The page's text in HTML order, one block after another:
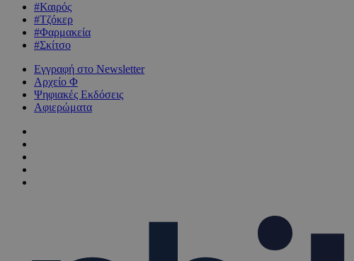
#Καιρός
#Τζόκερ
#Φαρμακεία
#Σκίτσο
Εγγραφή στο Newsletter
Αρχείο Φ
Ψηφιακές Εκδόσεις
Αφιερώματα